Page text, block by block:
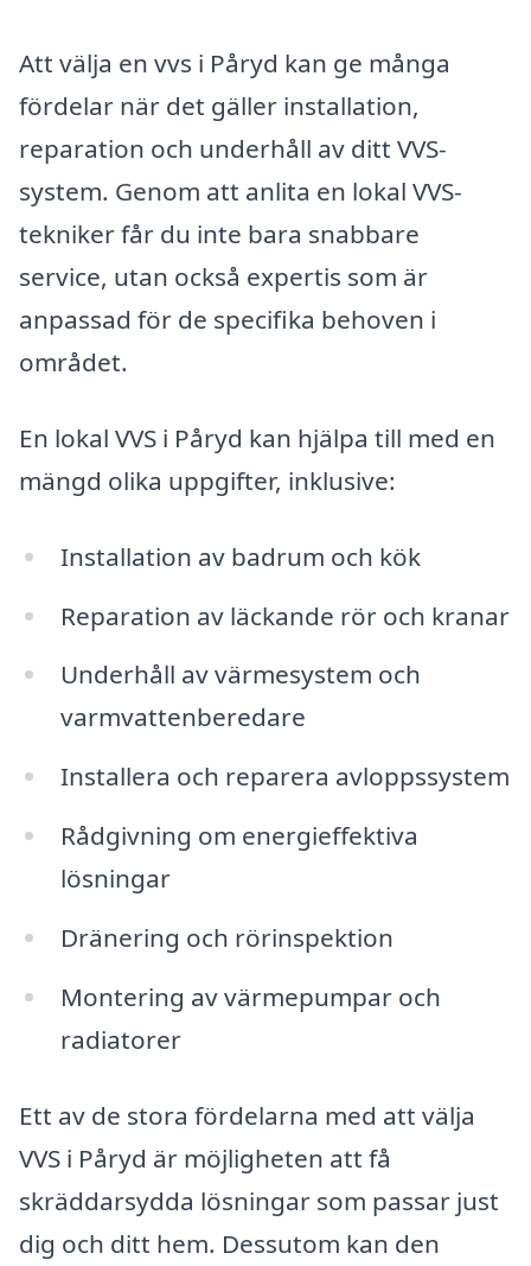
Att välja en vvs i Påryd kan ge många
fördelar när det gäller installation,
reparation och underhåll av ditt VVS-
system. Genom att anlita en lokal VVS-
tekniker får du inte bara snabbare
service, utan också expertis som är
anpassad för de specifika behoven i
området.
En lokal VVS i Påryd kan hjälpa till med en
mängd olika uppgifter, inklusive:
Installation av badrum och kök
Reparation av läckande rör och kranar
Underhåll av värmesystem och
varmvattenberedare
Installera och reparera avloppssystem
Rådgivning om energieffektiva
lösningar
Dränering och rörinspektion
Montering av värmepumpar och
radiatorer
Ett av de stora fördelarna med att välja
VVS i Påryd är möjligheten att få
skräddarsydda lösningar som passar just
dig och ditt hem. Dessutom kan den